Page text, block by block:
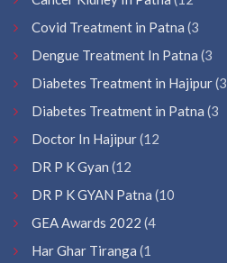
Covid Treatment in Patna (3
Dengue Treatment In Patna (3
Diabetes Treatment in Hajipur(3
Diabetes Treatment in Patna (3
Doctor In Hajipur(12
DR P K Gyan (12
DR P K GYAN Patna (10
GEA Awards 2022 (4
Har Ghar Tiranga (1